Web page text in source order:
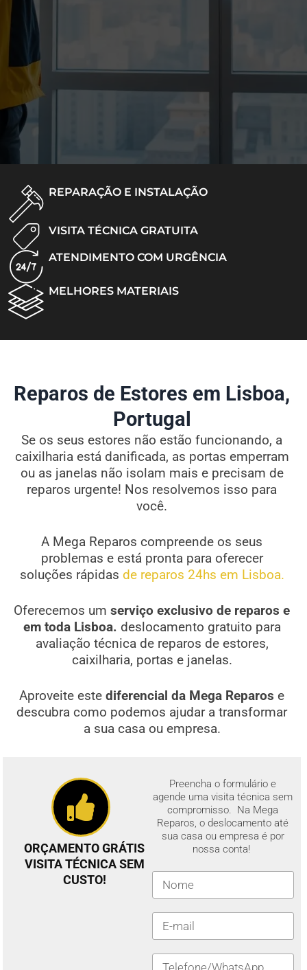
REPARAÇÃO E INSTALAÇÃO
VISITA TÉCNICA GRATUITA
ATENDIMENTO COM URGÊNCIA
MELHORES MATERIAIS
Reparos de Estores em Lisboa,
Portugal
Se os seus estores não estão funcionando, a
caixilharia está danificada, as portas emperram
ou as janelas não isolam mais e precisam de
reparos urgente! Nos resolvemos isso para
você.
A Mega Reparos compreende os seus
problemas e está pronta para oferecer
soluções rápidas de reparos 24hs em Lisboa.
Oferecemos um serviço exclusivo de reparos e
em toda Lisboa. deslocamento gratuito para
avaliação técnica de reparos de estores,
caixilharia, portas e janelas.
Aproveite estediferencial da Mega Reparos e
descubra como podemos ajudar a transformar
a sua casa ou empresa.
ORÇAMENTO GRÁTIS
VISITA TÉCNICA SEM
CUSTO!
Preencha o formulário e
agende uma visita técnica sem
compromisso. Na Mega
Reparos, o deslocamento até
sua casa ou empresa é por
nossa conta!